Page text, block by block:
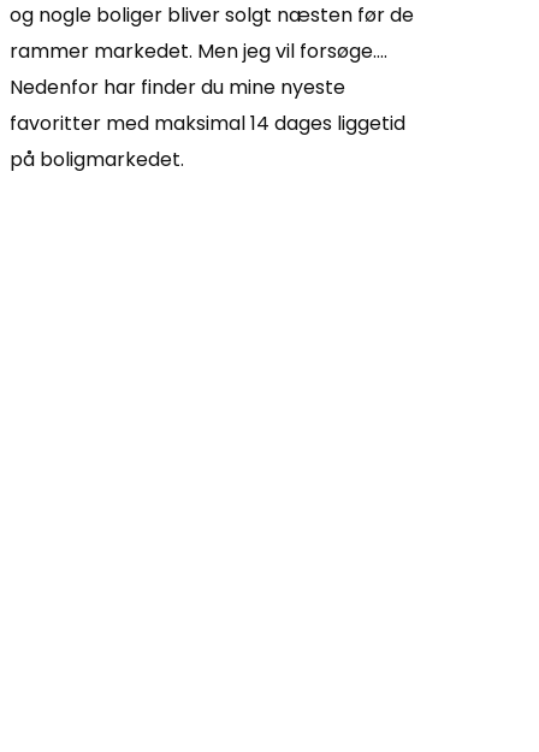
og nogle boliger bliver solgt næsten før de
rammer markedet. Men jeg vil forsøge….
Nedenfor har finder du mine nyeste
favoritter med maksimal 14 dages liggetid
på boligmarkedet.